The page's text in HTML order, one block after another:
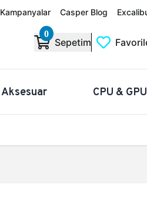
Kampanyalar Casper Blog
0
Sepetim
Aksesuar CPU & GPU